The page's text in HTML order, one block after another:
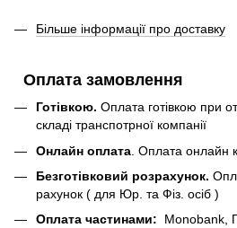
Більше інформації про доставку
Оплата замовлення
Готівкою. Оплата готівкою при
складі транспотрної компанії
Онлайн оплата . Оплата онлайн
Безготівковий розрахунок.
рахунок ( для Юр. та Фіз. осіб )
Оплата частинами: Monobank,